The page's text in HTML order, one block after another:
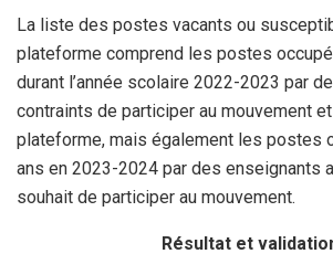
La liste des postes vacants ou
plateforme comprend les postes
durant l’année scolaire 2022-2023 par
contraints de participer au mouvement
plateforme, mais également les postes
ans en 2023-2024 par des enseignants
souhait de participer au mouvement.
Résultat et